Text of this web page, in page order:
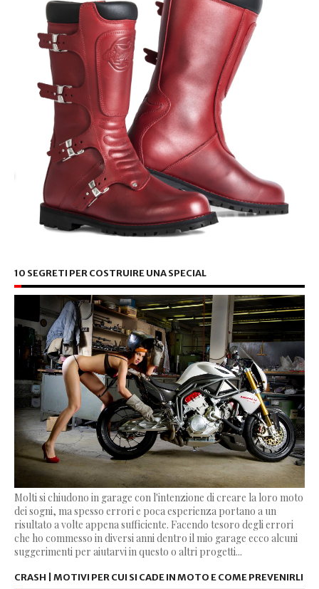
10 SEGRETI PER COSTRUIRE UNA SPECIAL
Molti si chiudono in garage con l'intenzione di creare la loro moto
dei sogni, ma spesso errori e poca esperienza portano a un
risultato a volte appena sufficiente. Facendo tesoro degli errori
che ho commesso in diversi anni dentro il mio garage ecco alcuni
suggerimenti per aiutarvi in questo o altri progetti...
CRASH | MOTIVI PER CUI SI CADE IN MOTO E COME PREVENIRLI